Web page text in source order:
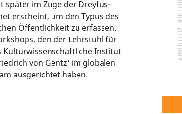
später im Zuge der Dreyfus-
erscheint, um den Typus des
Öffentlichkeit zu erfassen.
den der Lehrstuhl für
Kulturwissenschaftliche Institut
von Gentz‘ im globalen
ausgerichtet haben.